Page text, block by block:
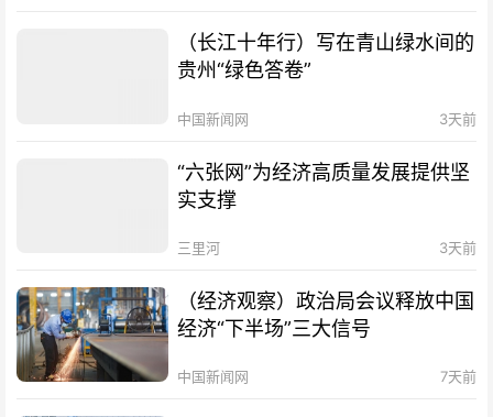
（长江十年行）写在青山绿水间的
贵州“绿色答卷”
中国新闻网 3天前
“六张网”为经济高质量发展提供坚
实支撑
三里河 3天前
（经济观察）政治局会议释放中国
经济“下半场”三大信号
中国新闻网 7天前